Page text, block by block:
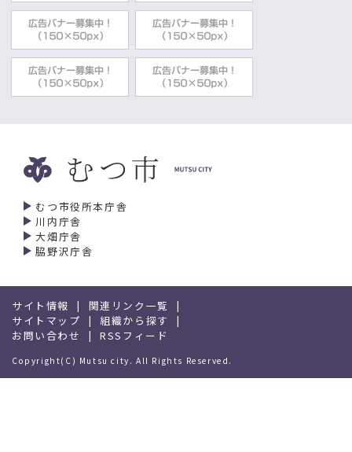
むつ市役所本庁舎
川内庁舎
大畑庁舎
脇野沢庁舎
サイト情報
関連リンク一覧
サイトマップ
組織から探す
お問い合わせ
RSSフィード
Copyright(C) Mutsu city. All Rights Reserved.